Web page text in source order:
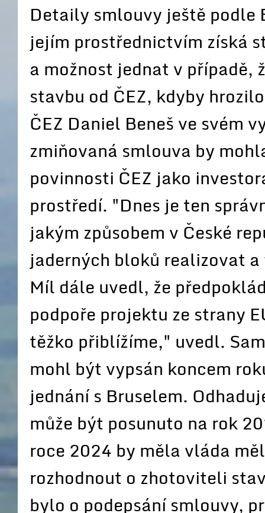
Detaily smlouvy ještě podle
jejím prostřednictvím získá
a možnost jednat v případě,
stavbu od ČEZ, kdyby
ČEZ Daniel Beneš ve svém
zmiňovaná smlouva by
povinnosti ČEZ jako
prostředí. "Dnes je ten
jakým způsobem v České
jaderných bloků realizovat
Míl dále uvedl, že
podpoře projektu ze strany
těžko přiblížíme," uvedl.
mohl být vypsán koncem
jednání s Bruselem.
může být posunuto na rok
roce 2024 by měla vláda
rozhodnout o zhotoviteli
bylo o podepsání smlouvy,